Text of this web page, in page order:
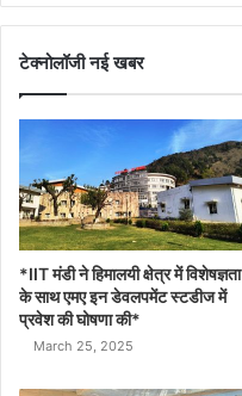
टेक्नोलॉजी नई खबर
*IIT मंडी ने हिमालयी क्षेत्र में विशेषज्ञता
के साथ एमए इन डेवलपमेंट स्टडीज में
प्रवेश की घोषणा की*
March 25, 2025